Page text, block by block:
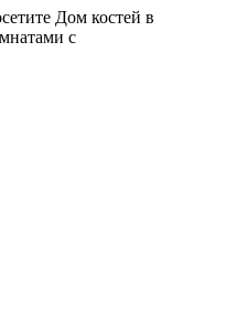
Дом костей в
с